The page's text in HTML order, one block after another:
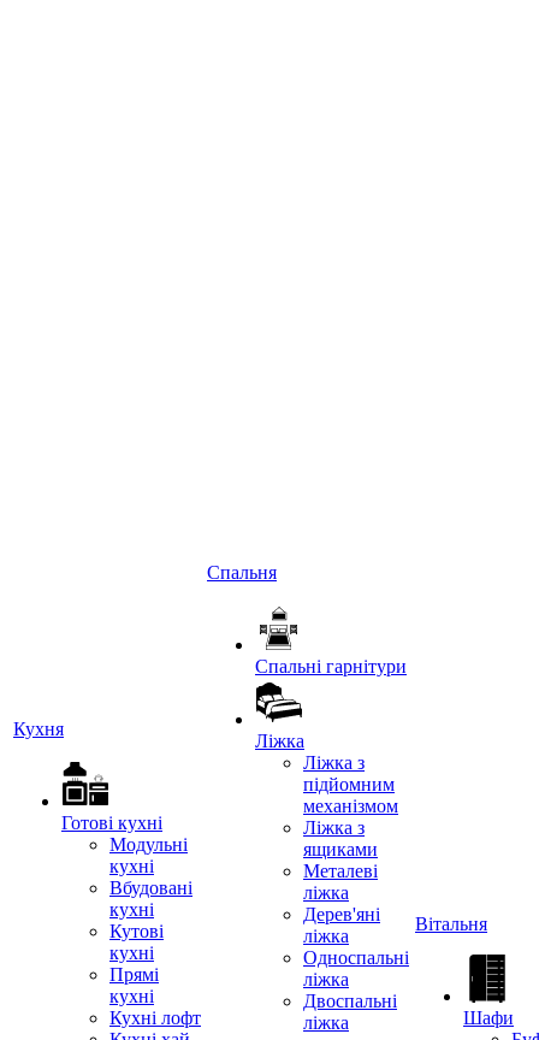
Кухня
Готові кухні
Модульні
кухні
Вбудовані
кухні
Кутові
кухні
Прямі
кухні
Кухні лофт
Спальня
Спальні гарнітури
Ліжка
Ліжка з
підйомним
механізмом
Ліжка з
ящиками
Металеві
ліжка
Дерев'яні
ліжка
Односпальні
ліжка
Двоспальні
ліжка
Вітальня
Шафи